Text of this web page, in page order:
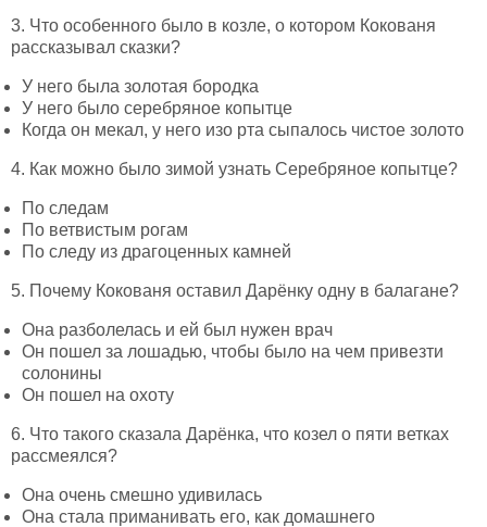
3. Что особенного было в козле, о котором Кокованя
рассказывал сказки?
У него была золотая бородка
У него было серебряное копытце
Когда он мекал, у него изо рта сыпалось чистое золото
4. Как можно было зимой узнать Серебряное копытце?
По следам
По ветвистым рогам
По следу из драгоценных камней
5. Почему Кокованя оставил Дарёнку одну в балагане?
Она разболелась и ей был нужен врач
Он пошел за лошадью, чтобы было на чем привезти
солонины
Он пошел на охоту
6. Что такого сказала Дарёнка, что козел о пяти ветках
рассмеялся?
Она очень смешно удивилась
Она стала приманивать его, как домашнего